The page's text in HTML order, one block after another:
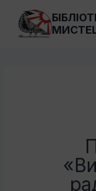
Перейти
вмісту